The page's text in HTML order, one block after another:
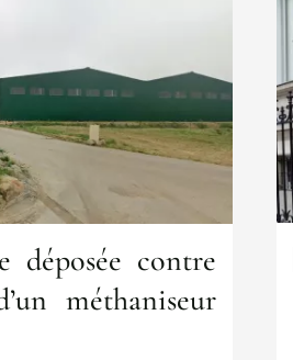
déposée contre
méthaniseur